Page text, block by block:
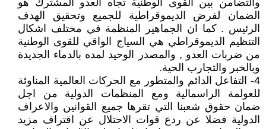
والتضامن بين القوى الوطنية تجاه العدو المشترك هو
الضمان لفرض الديموقراطية للجميع وتحقيق الهدف
الرئيس . كما ان الجماهير المنظمة في مختلف اشكال
التنظيم الديموقراطي هي السياج الواقي للقوى الوطنية
من ضربات العدو , والمصدر الوحيد لمده بالدماء الجديدة
وبالخبر والتجارب الحية.
4- التفاعل الدائم والمتطور مع الحركات العالمية المناوئة
للعولمة الراسمالية ومع المنظمات الدولية من اجل
ضمان حقوق شعبنا التي تقرها جميع القوانين والاعراف
الدولية فضلا عن ردع قوات الاحتلال عن اقتراف مزيد